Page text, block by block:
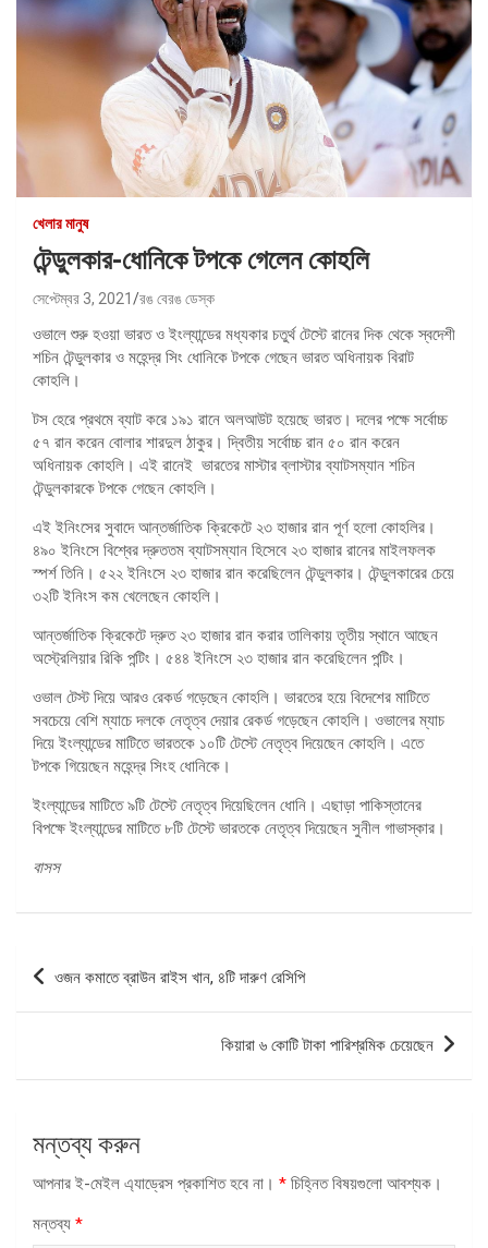
খেলার মানুষ
টেন্ডুলকার-ধোনিকে টপকে গেলেন কোহলি
সেপ্টেম্বর 3, 2021 রঙ বেরঙ ডেস্ক
ওভালে শুরু হওয়া ভারত ও ইংল্যান্ডের মধ্যকার চতুর্থ টেস্টে রানের দিক থেকে স্বদেশী
শচিন টেন্ডুলকার ও মহেন্দ্র সিং ধোনিকে টপকে গেছেন ভারত অধিনায়ক বিরাট
কোহলি।
টস হেরে প্রথমে ব্যাট করে ১৯১ রানে অলআউট হয়েছে ভারত। দলের পক্ষে সর্বোচ্চ
৫৭ রান করেন বোলার শারদুল ঠাকুর। দ্বিতীয় সর্বোচ্চ রান ৫০ রান করেন
অধিনায়ক কোহলি। এই রানেই ভারতের মাস্টার ব্লাস্টার ব্যাটসম্যান শচিন
টেন্ডুলকারকে টপকে গেছেন কোহলি।
এই ইনিংসের সুবাদে আন্তর্জাতিক ক্রিকেটে ২৩ হাজার রান পূর্ণ হলো কোহলির।
৪৯০ ইনিংসে বিশ্বের দ্রুততম ব্যাটসম্যান হিসেবে ২৩ হাজার রানের মাইলফলক
স্পর্শ তিনি। ৫২২ ইনিংসে ২৩ হাজার রান করেছিলেন টেন্ডুলকার। টেন্ডুলকারের চেয়ে
৩২টি ইনিংস কম খেলেছেন কোহলি।
আন্তর্জাতিক ক্রিকেটে দ্রুত ২৩ হাজার রান করার তালিকায় তৃতীয় স্থানে আছেন
অস্ট্রেলিয়ার রিকি পন্টিং। ৫৪৪ ইনিংসে ২৩ হাজার রান করেছিলেন পন্টিং।
ওভাল টেস্ট দিয়ে আরও রেকর্ড গড়েছেন কোহলি। ভারতের হয়ে বিদেশের মাটিতে
সবচেয়ে বেশি ম্যাচে দলকে নেতৃত্ব দেয়ার রেকর্ড গড়েছেন কোহলি। ওভালের ম্যাচ
দিয়ে ইংল্যান্ডের মাটিতে ভারতকে ১০টি টেস্টে নেতৃত্ব দিয়েছেন কোহলি। এতে
টপকে গিয়েছেন মহেন্দ্র সিংহ ধোনিকে।
ইংল্যান্ডের মাটিতে ৯টি টেস্টে নেতৃত্ব দিয়েছিলেন ধোনি। এছাড়া পাকিস্তানের
বিপক্ষে ইংল্যান্ডের মাটিতে ৮টি টেস্টে ভারতকে নেতৃত্ব দিয়েছেন সুনীল গাভাস্কার।
বাসস
পোস্ট
ওজন কমাতে ব্রাউন রাইস খান, ৪টি দারুণ রেসিপি
কিয়ারা ৬ কোটি টাকা পারিশ্রমিক চেয়েছেন
মন্তব্য করুন
আপনার ই-মেইল এ্যাড্রেস প্রকাশিত হবে না। * চিহ্নিত বিষয়গুলো আবশ্যক।
মন্তব্য *